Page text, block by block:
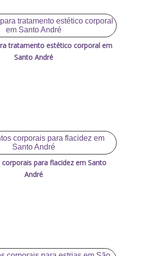
tratamento estético corporal em
Santo André
para flacidez em Santo
André